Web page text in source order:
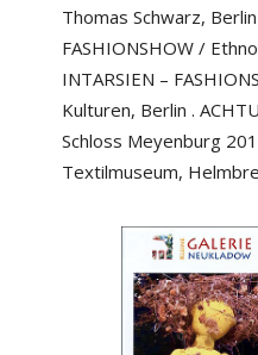
Thomas Schwarz,
FASHIONSHOW /
INTARSIEN –
Kulturen, Berlin .
Schloss Meyenburg
Textilmuseum,